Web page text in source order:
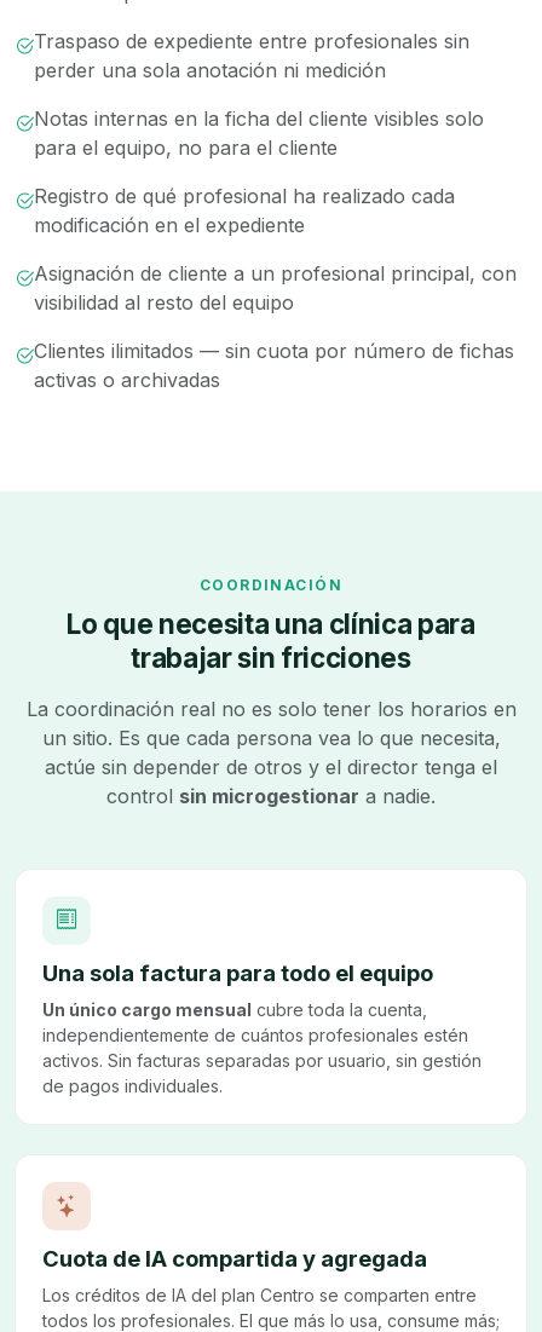
Traspaso de expediente entre profesionales sin
perder una sola anotación ni medición
Notas internas en la ficha del cliente visibles solo
para el equipo, no para el cliente
Registro de qué profesional ha realizado cada
modificación en el expediente
Asignación de cliente a un profesional principal, con
visibilidad al resto del equipo
Clientes ilimitados — sin cuota por número de fichas
activas o archivadas
COORDINACIÓN
Lo que necesita una clínica para
trabajar sin fricciones
La coordinación real no es solo tener los horarios en
un sitio. Es que cada persona vea lo que necesita,
actúe sin depender de otros y el director tenga el
control sin microgestionar a nadie.
Una sola factura para todo el equipo
Un único cargo mensual cubre toda la cuenta,
independientemente de cuántos profesionales estén
activos. Sin facturas separadas por usuario, sin gestión
de pagos individuales.
Cuota de IA compartida y agregada
Los créditos de IA del plan Centro se comparten entre
todos los profesionales. El que más lo usa, consume más;